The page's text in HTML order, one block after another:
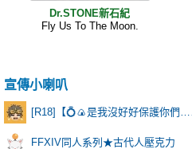
Dr.STONE新石紀
Fly Us To The Moon.
宣傳小喇叭
FFXIV同人系列★古代人壓克力